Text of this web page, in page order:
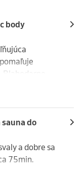
body
to láskavé
sa každý deň
čase, keď
tichý rituál
Môže
do
a dobre sa
75min.